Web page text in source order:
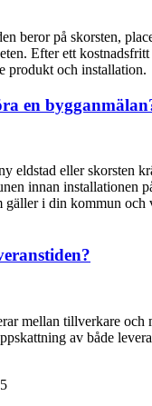
beror på skorsten,
Efter ett
produkt och installation.
en
eldstad eller skorsten
innan installationen
gäller i din kommun och
mellan tillverkare och
av både